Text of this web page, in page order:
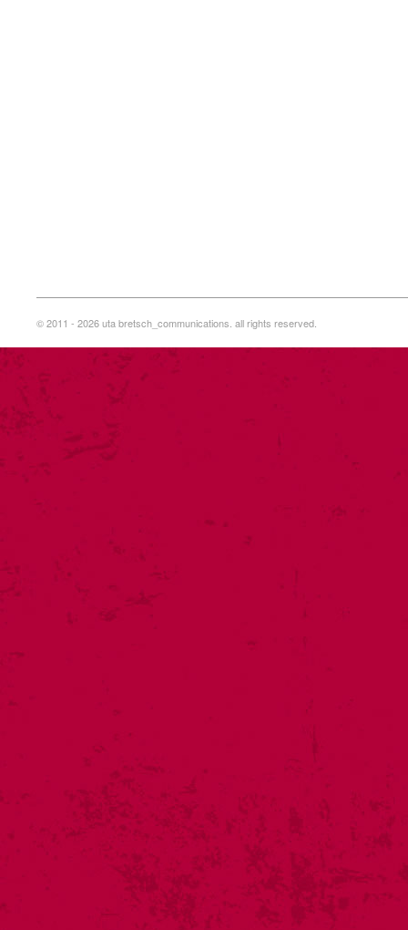
© 2011 - 2026 uta bretsch_communications. all rights reserved.